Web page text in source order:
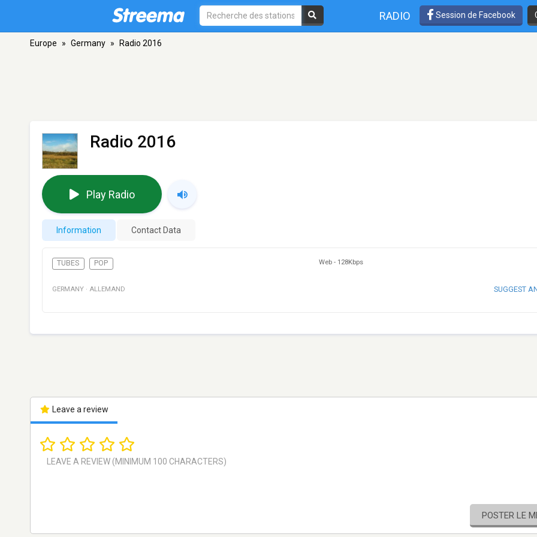
RADIO Session de Facebook
Europe » Germany » Radio 2016
Radio 2016
Play Radio
Information Contact Data
TUBES POP Web - 128Kbps
GERMANY · ALLEMAND SUGGEST
Leave a review
POSTER LE